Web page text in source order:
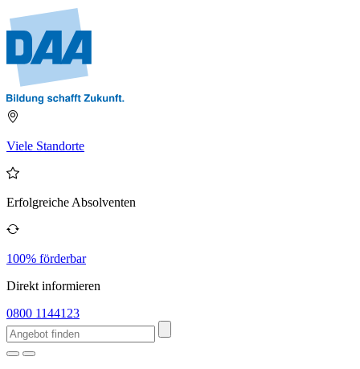
Viele Standorte
Erfolgreiche Absolventen
100% förderbar
Direkt informieren
0800 1144123